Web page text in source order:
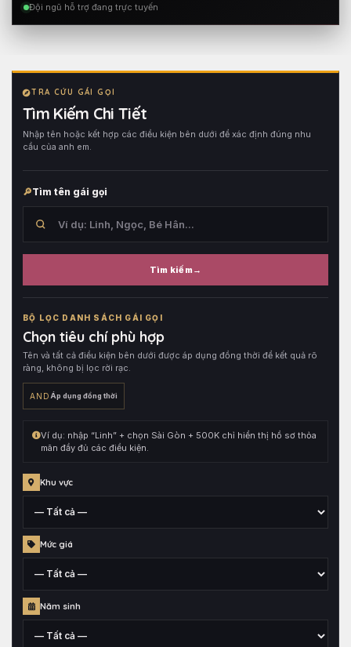
Đội ngũ hỗ trợ đang trực tuyến
TRA CỨU GÁI GỌI
Tìm Kiếm Chi Tiết
Nhập tên hoặc kết hợp các điều kiện bên dưới để xác định đúng nhu
cầu của anh em.
Tìm tên gái gọi
Tìm kiếm
trong
tên
hồ
sơ,
đó
kết
hợp
cùng
bộ
điều
kiện
đang
chọn.
BỘ LỌC DANH SÁCH GÁI GỌI
Chọn tiêu chí phù hợp
Tên và tất cả điều kiện bên dưới được áp dụng đồng thời để kết quả rõ
ràng, không bị lọc rời rạc.
AND Áp dụng đồng thời
Ví dụ: nhập “Linh” + chọn Sài Gòn + 500K chỉ hiển thị hồ sơ thỏa
mãn đầy đủ các điều kiện.
Khu vực
Tỉnh,
thành
hoặc
quận
huyện
Mức giá
Mức
giá
Năm sinh